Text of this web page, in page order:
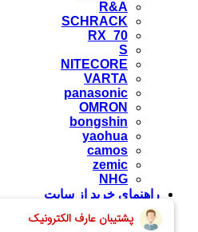
R&A
SCHRACK
RX_70
S
NITECORE
VARTA
panasonic
OMRON
bongshin
yaohua
camos
zemic
NHG
راهنمای خرید از سایت
ارتباط با ما
وبلاگ